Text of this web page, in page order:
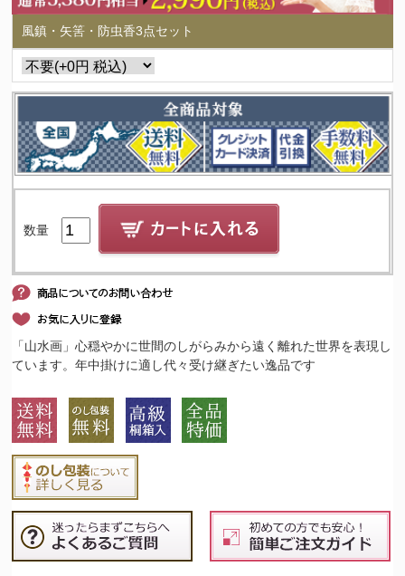
風鎮・矢筈・防虫香3点セット
数量
「山水画」心穏やかに世間のしがらみから遠く離れた世界を表現し
ています。年中掛けに適し代々受け継ぎたい逸品です